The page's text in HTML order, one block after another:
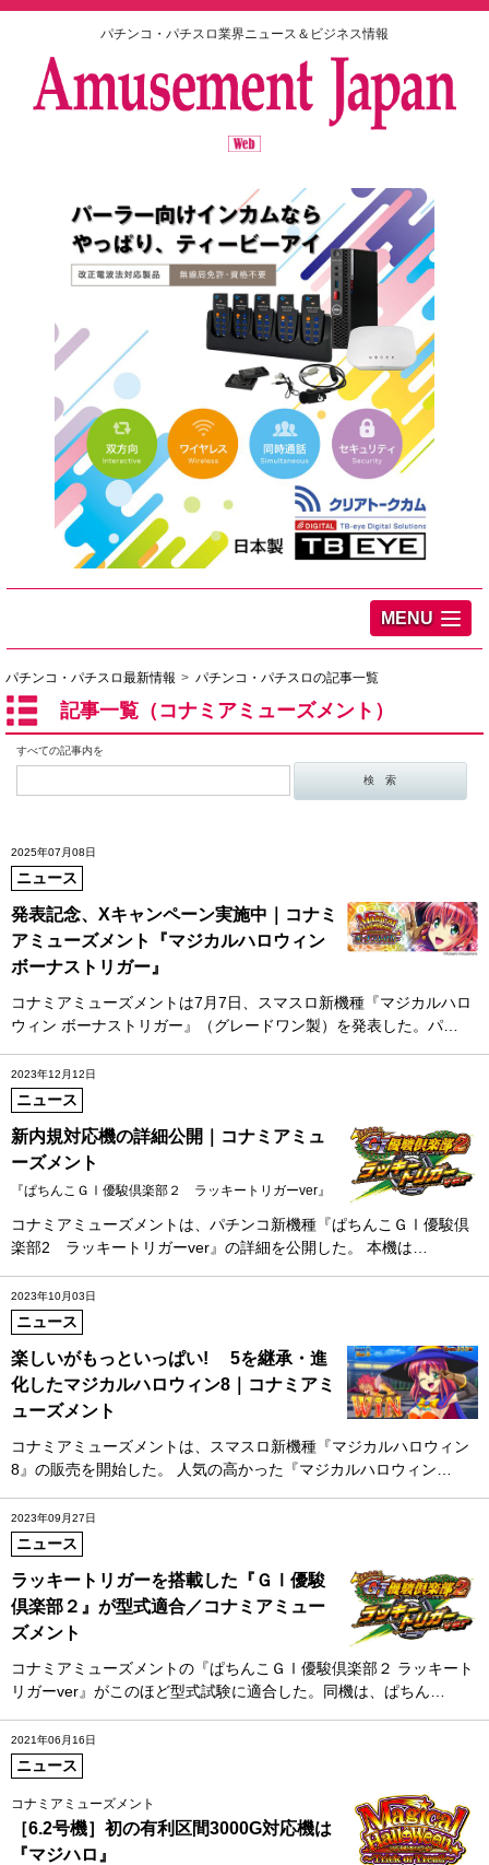
パチンコ・パチスロ業界ニュース＆ビジネス情報
MENU
パチンコ・パチスロ最新情報 パチンコ・パチスロの記事一覧
記事一覧（コナミアミューズメント）
すべての記事内を
2025年07月08日
ニュース
発表記念、Xキャンペーン実施中｜コナミ
アミューズメント『マジカルハロウィン
ボーナストリガー』
コナミアミューズメントは7月7日、スマスロ新機種『マジカルハロ
ウィン ボーナストリガー』（グレードワン製）を発表した。パ…
2023年12月12日
ニュース
新内規対応機の詳細公開｜コナミアミュ
ーズメント
『ぱちんこＧⅠ優駿倶楽部２ ラッキートリガーver』
コナミアミューズメントは、パチンコ新機種『ぱちんこＧⅠ優駿倶
楽部2 ラッキートリガーver』の詳細を公開した。 本機は…
2023年10月03日
ニュース
楽しいがもっといっぱい! 5を継承・進
化したマジカルハロウィン8｜コナミアミ
ューズメント
コナミアミューズメントは、スマスロ新機種『マジカルハロウィン
8』の販売を開始した。 人気の高かった『マジカルハロウィン…
2023年09月27日
ニュース
ラッキートリガーを搭載した『ＧⅠ優駿
倶楽部２』が型式適合／コナミアミュー
ズメント
コナミアミューズメントの『ぱちんこＧⅠ優駿倶楽部２ ラッキート
リガーver』がこのほど型式試験に適合した。同機は、ぱちん…
2021年06月16日
ニュース
コナミアミューズメント
［6.2号機］初の有利区間3000G対応機は
『マジハロ』